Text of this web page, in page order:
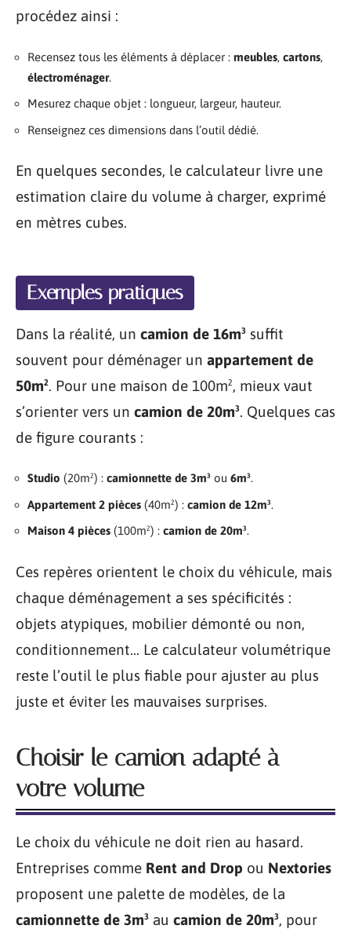
procédez ainsi :
Recensez tous les éléments à déplacer : meubles, cartons,
électroménager.
Mesurez chaque objet : longueur, largeur, hauteur.
Renseignez ces dimensions dans l’outil dédié.
En quelques secondes, le calculateur livre une
estimation claire du volume à charger, exprimé
en mètres cubes.
Exemples pratiques
Dans la réalité, un camion de 16m³ suffit
souvent pour déménager un appartement de
50m². Pour une maison de 100m², mieux vaut
s’orienter vers un camion de 20m³. Quelques cas
de figure courants :
Studio (20m²) : camionnette de 3m³ ou 6m³.
Appartement 2 pièces (40m²) : camion de 12m³.
Maison 4 pièces (100m²) : camion de 20m³.
Ces repères orientent le choix du véhicule, mais
chaque déménagement a ses spécificités :
objets atypiques, mobilier démonté ou non,
conditionnement… Le calculateur volumétrique
reste l’outil le plus fiable pour ajuster au plus
juste et éviter les mauvaises surprises.
Choisir le camion adapté à
votre volume
Le choix du véhicule ne doit rien au hasard.
Entreprises comme Rent and Drop ou Nextories
proposent une palette de modèles, de la
camionnette de 3m³ au camion de 20m³, pour